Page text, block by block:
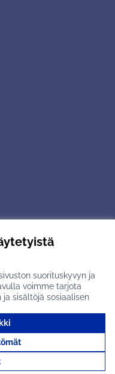
suorituskyvyn ja
voimme tarjota
sisältöjä sosiaalisen
ohjelmiston